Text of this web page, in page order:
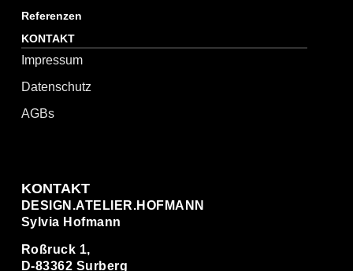
Referenzen
KONTAKT
Impressum
Datenschutz
AGBs
KONTAKT
DESIGN.ATELIER.HOFMANN
Sylvia Hofmann
Roßruck 1,
D-83362 Surberg